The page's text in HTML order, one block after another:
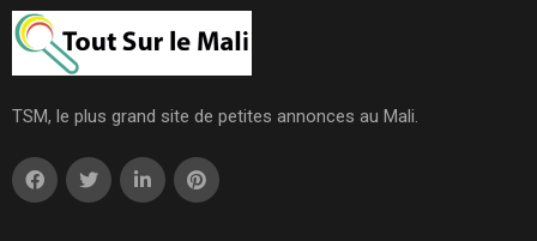
TSM, le plus grand site de petites annonces au Mali.